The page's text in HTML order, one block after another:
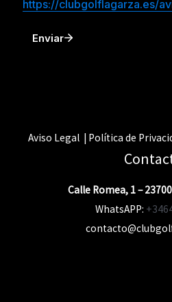
Aviso Legal | Política de
Calle Romea, 1 –
WhatsAPP: